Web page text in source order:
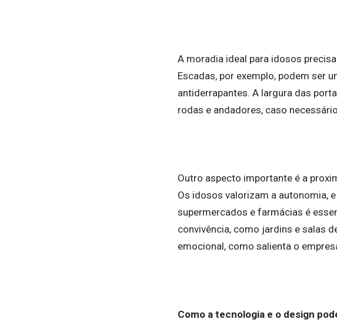
A moradia ideal para idosos
Escadas, por exemplo, podem ser
antiderrapantes. A largura das
rodas e andadores, caso
Outro aspecto importante é a
Os idosos valorizam a autonomia,
supermercados e farmácias é
convivência, como jardins e salas
emocional, como salienta o
Como a tecnologia e o design